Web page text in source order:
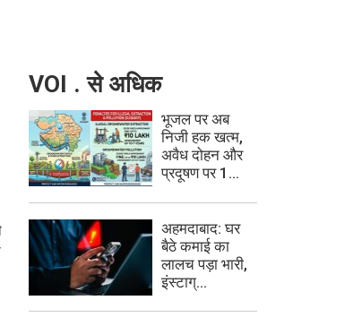
VOI . से अधिक
भूजल पर अब
निजी हक खत्म,
अवैध दोहन और
प्रदूषण पर 1...
अहमदाबाद: घर
बैठे कमाई का
लालच पड़ा भारी,
इंस्टाग्...